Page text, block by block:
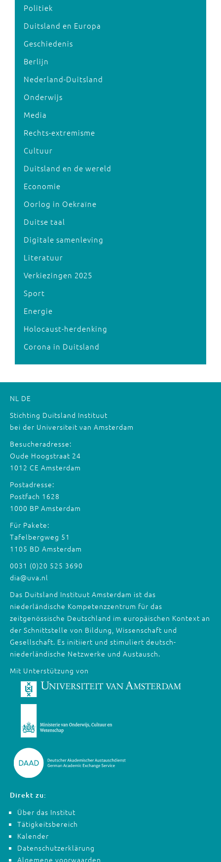
Politiek
Duitsland en Europa
Geschiedenis
Berlijn
Nederland-Duitsland
Onderwijs
Media
Rechts-extremisme
Cultuur
Duitsland en de wereld
Economie
Oorlog in Oekraïne
Duitse taal
Digitale samenleving
Literatuur
Verkiezingen 2025
Sport
Energie
Holocaust-herdenking
Corona in Duitsland
NL DE
Stichting Duitsland Instituut
bei der Universiteit van Amsterdam
Besucheradresse:
Oude Hoogstraat 24
1012 CE Amsterdam
Postadresse:
Postfach 1628
1000 BP Amsterdam
Für Pakete:
Tafelbergweg 51
1105 BD Amsterdam
0031 (0)20 525 3690
dia@uva.nl
Das Duitsland Instituut Amsterdam ist das
niederländische Kompetenzzentrum für das
zeitgenössische Deutschland im europäischen Kontext an
der Schnittstelle von Bildung, Wissenschaft und
Gesellschaft. Es initiiert und stimuliert deutsch-
niederländische Netzwerke und Austausch.
Mit Unterstützung von
Direkt zu:
Über das Institut
Tätigkeitsbereich
Kalender
Datenschutzerklärung
Algemene voorwaarden